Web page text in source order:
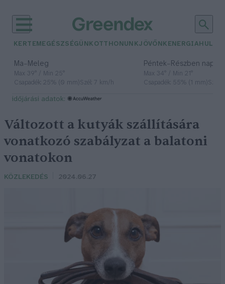
KERTEM EGÉSZSÉGÜNK OTTHONUNKJÖVŐNK ENERGIA
Ma– Meleg
Max 39° / Min 25°
Csapadék: 25% (0 mm)Szél: 7 km/h
Péntek– Részben
Max 34° / Min 21°
Csapadék: 55% (1 mm)Szél:
időjárási adatok:
Változott a kutyák szállítására
vonatkozó szabályzat a balatoni
vonatokon
KÖZLEKEDÉS 2024.06.27